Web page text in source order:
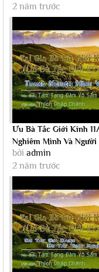
2 năm trước
Ưu Bà Tắc Giới Kinh
Nghiêm Mình Và Người
bởi admin
2 năm trước